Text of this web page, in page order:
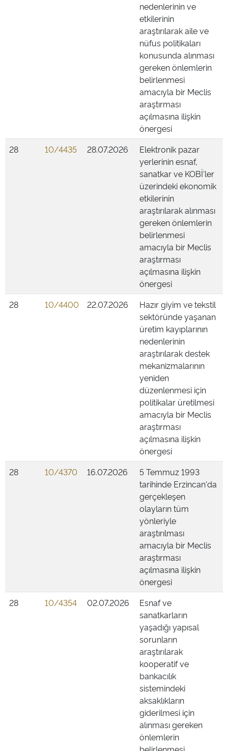
nedenlerinin ve
etkilerinin
araştırılarak aile ve
nüfus politikaları
konusunda alınması
gereken önlemlerin
belirlenmesi
amacıyla bir Meclis
araştırması
açılmasına ilişkin
önergesi
28
10/4435 28.07.2026
Elektronik pazar
yerlerinin esnaf,
sanatkar ve KOBİ'ler
üzerindeki ekonomik
etkilerinin
araştırılarak alınması
gereken önlemlerin
belirlenmesi
amacıyla bir Meclis
araştırması
açılmasına ilişkin
önergesi
28
10/4400 22.07.2026
Hazır giyim ve tekstil
sektöründe yaşanan
üretim kayıplarının
nedenlerinin
araştırılarak destek
mekanizmalarının
yeniden
düzenlenmesi için
politikalar üretilmesi
amacıyla bir Meclis
araştırması
açılmasına ilişkin
önergesi
28
10/4370 16.07.2026
5 Temmuz 1993
tarihinde Erzincan'da
gerçekleşen
olayların tüm
yönleriyle
araştırılması
amacıyla bir Meclis
araştırması
açılmasına ilişkin
önergesi
28
10/4354 02.07.2026
Esnaf ve
sanatkarların
yaşadığı yapısal
sorunların
araştırılarak
kooperatif ve
bankacılık
sistemindeki
aksaklıkların
giderilmesi için
alınması gereken
önlemlerin